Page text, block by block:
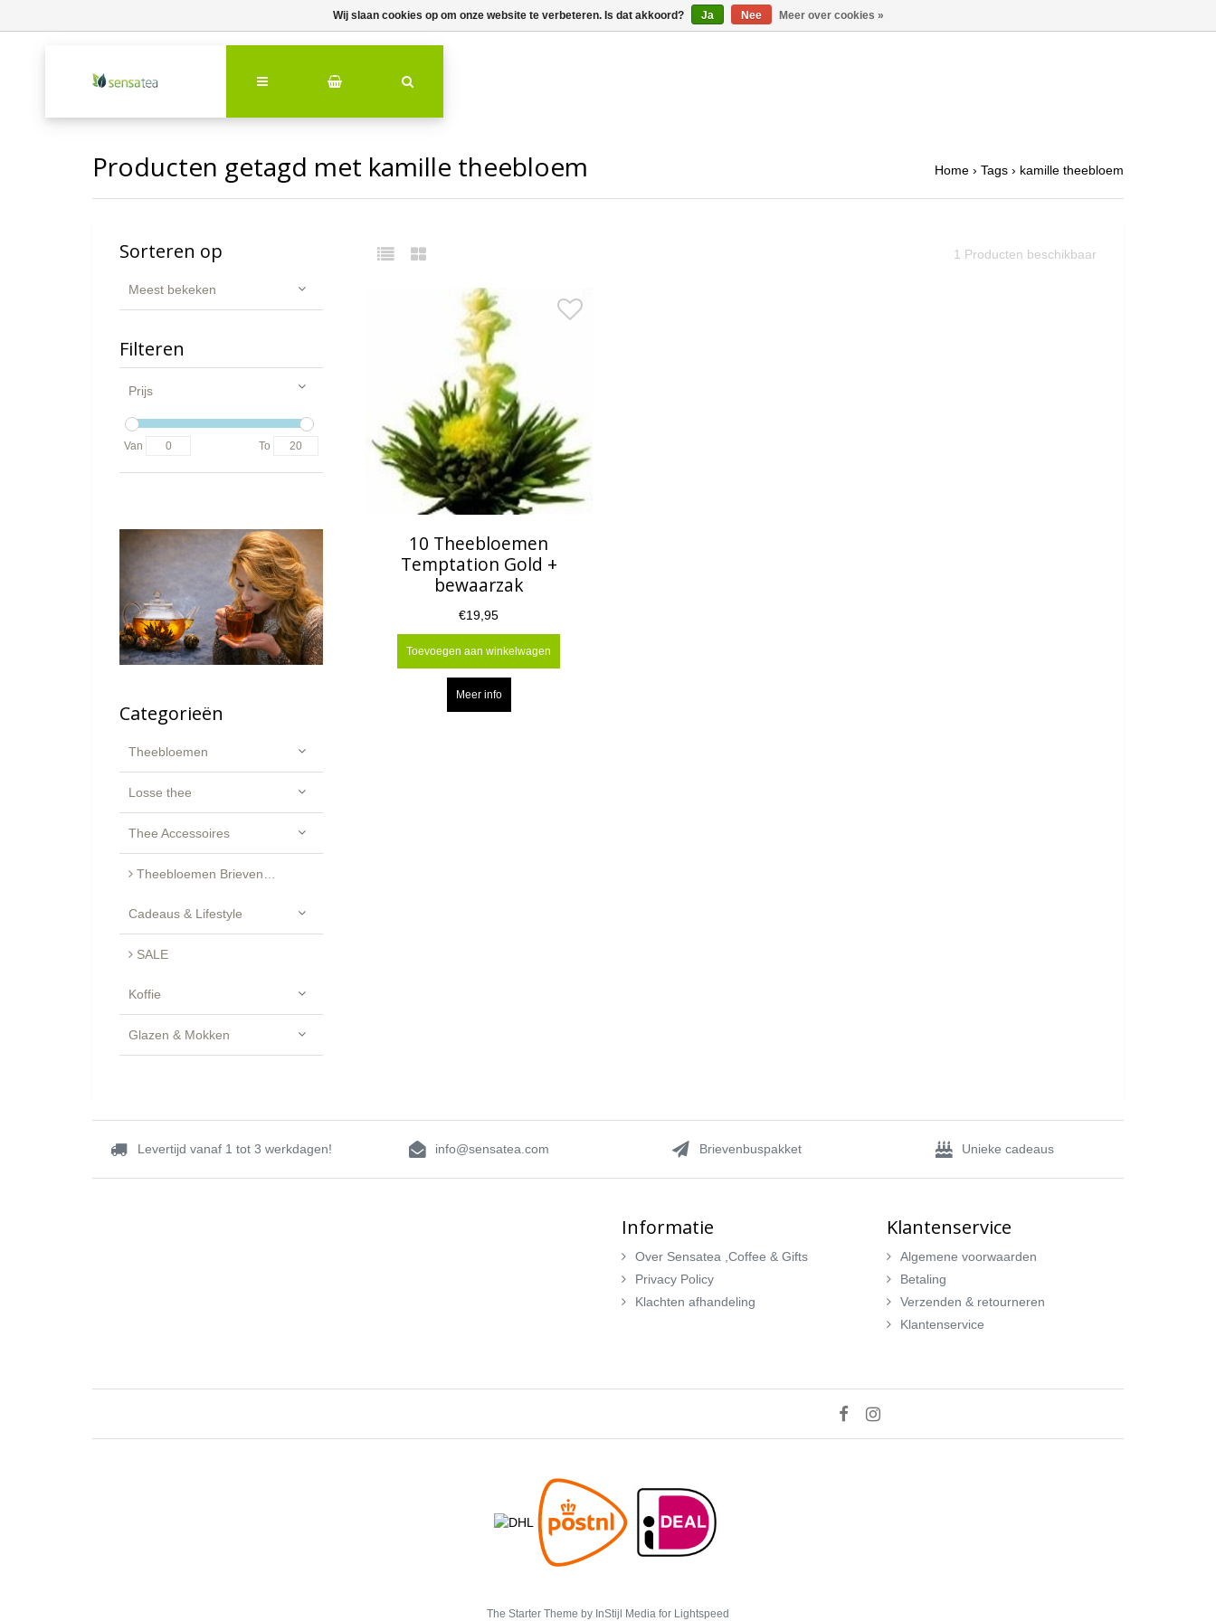
Producten getagd met kamille theebloem Home › Tags › kamille theebloem
1 Producten beschikbaar
Sorteren op
Meest bekeken
Filteren
Prijs
Van To
Categorieën
Theebloemen
Losse thee
Thee Accessoires
Theebloemen Brievenbus Cadeau - Luxe Geschenkset
Cadeaus & Lifestyle
SALE
Koffie
Glazen & Mokken
10 Theebloemen
Temptation Gold +
bewaarzak
€19,95
Toevoegen aan winkelwagen
Meer info
Levertijd vanaf 1 tot 3 werkdagen! info@sensatea.com Brievenbuspakket Unieke cadeaus
Informatie
Over Sensatea ,Coffee & Gifts
Privacy Policy
Klachten afhandeling
Klantenservice
Algemene voorwaarden
Betaling
Verzenden & retourneren
Klantenservice
The Starter Theme by InStijl Media for Lightspeed
Wij slaan cookies op om onze website te verbeteren. Is dat akkoord? Ja Nee Meer over cookies »